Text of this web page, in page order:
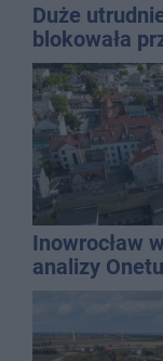
Duże
blokowała
Inowrocław
analizy
najbardziej